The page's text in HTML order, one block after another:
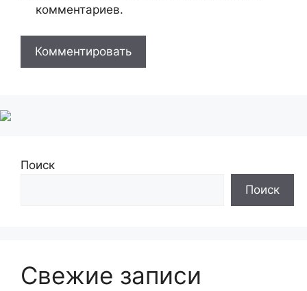
комментариев.
Поиск
Поиск
Свежие записи